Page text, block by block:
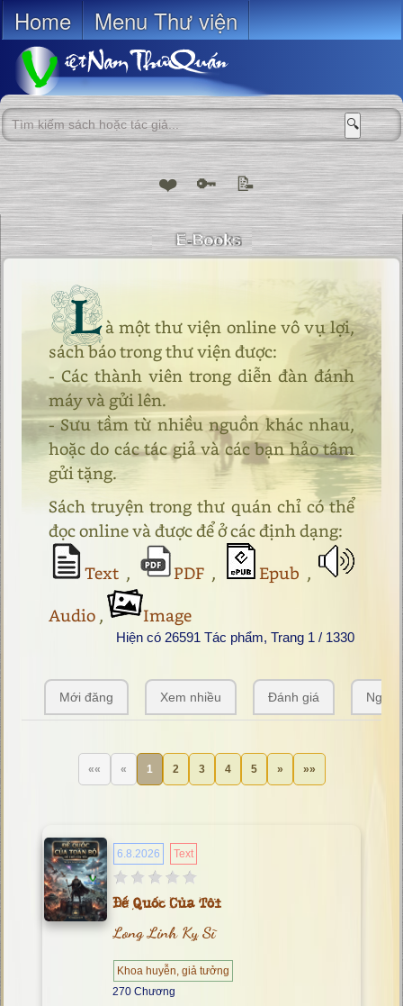
Home Menu Thư viện
🔍
❤️ 🔑 📝
Là một thư viện online vô vụ lợi,
sách báo trong thư viện được:
- Các thành viên trong diễn đàn đánh
máy và gửi lên.
- Sưu tầm từ nhiều nguồn khác nhau,
hoặc do các tác giả và các bạn hảo tâm
gửi tặng.
Sách truyện trong thư quán chỉ có thể
đọc online và được để ở các định dạng:
Text , PDF , Epub ,
Audio , Image
Hiện có 26591 Tác phẩm, Trang 1 / 1330
Mới đăng Xem nhiều Đánh giá Ngẫu
«« « 1 2 3 4 5 » »»
6.8.2026 Text
Đế Quốc Của Tôi
Long Linh Kỵ Sĩ
Khoa huyễn, giả tưởng
270 Chương